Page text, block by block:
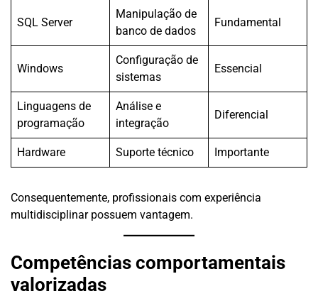
SQL Server
Manipulação de
banco de dados
Fundamental
Windows
Configuração de
sistemas
Essencial
Linguagens de
programação
Análise e
integração
Diferencial
Hardware Suporte técnico Importante
Consequentemente, profissionais com experiência
multidisciplinar possuem vantagem.
Competências comportamentais
valorizadas